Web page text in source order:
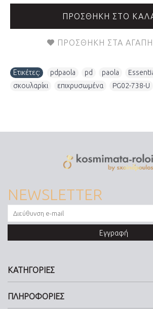
ΠΡΟΣΘΉΚΗ ΣΤΟ
ΠΡΟΣΘΉΚΗ ΣΤΑ
Ετικέτες: pdpaola pd paola
σκουλαρίκι
επιχρυσωμένα PG02-738-U
NEWSLETTER
Εγγραφή
ΚΑΤΗΓΟΡΙΕΣ
ΠΛΗΡΟΦΟΡΙΕΣ